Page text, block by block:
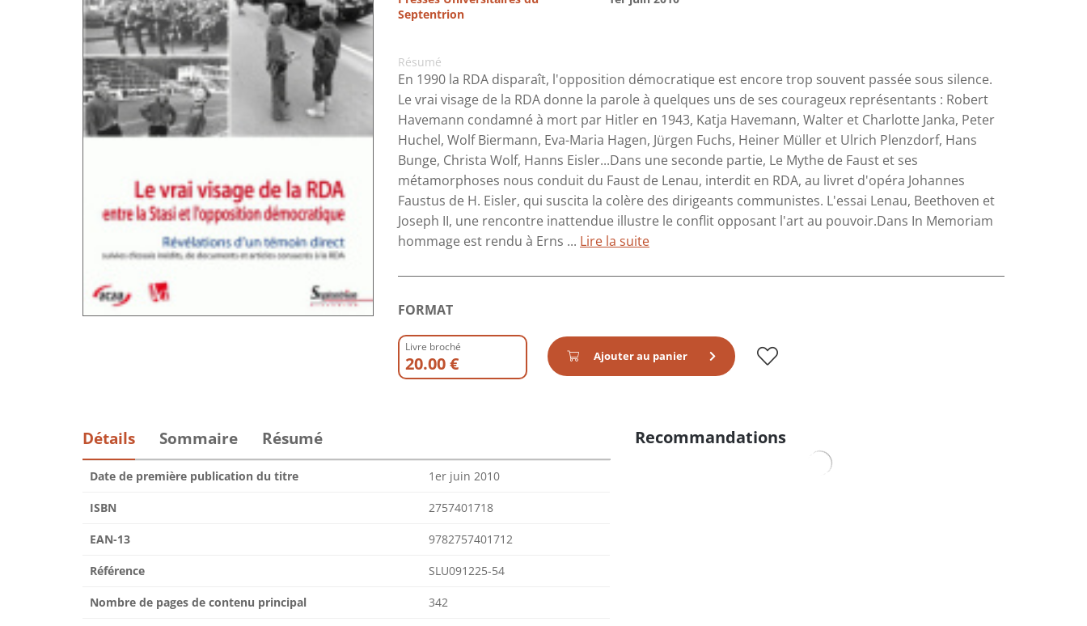
Septentrion
Résumé
En 1990 la RDA disparaît, l'opposition démocratique est encore trop souvent passée sous silence.
Le vrai visage de la RDA donne la parole à quelques uns de ses courageux représentants : Robert
Havemann condamné à mort par Hitler en 1943, Katja Havemann, Walter et Charlotte Janka, Peter
Huchel, Wolf Biermann, Eva-Maria Hagen, Jürgen Fuchs, Heiner Müller et Ulrich Plenzdorf, Hans
Bunge, Christa Wolf, Hanns Eisler...Dans une seconde partie, Le Mythe de Faust et ses
métamorphoses nous conduit du Faust de Lenau, interdit en RDA, au livret d'opéra Johannes
Faustus de H. Eisler, qui suscita la colère des dirigeants communistes. L'essai Lenau, Beethoven et
Joseph II, une rencontre inattendue illustre le conflit opposant l'art au pouvoir.Dans In Memoriam
hommage est rendu à Erns ... Lire la suite
FORMAT
Livre broché
20.00 € Ajouter au panier
Détails Sommaire Résumé
Date de première publication du titre 1er juin 2010
ISBN 2757401718
EAN-13 9782757401712
Référence SLU091225-54
Nombre de pages de contenu principal 342
Recommandations